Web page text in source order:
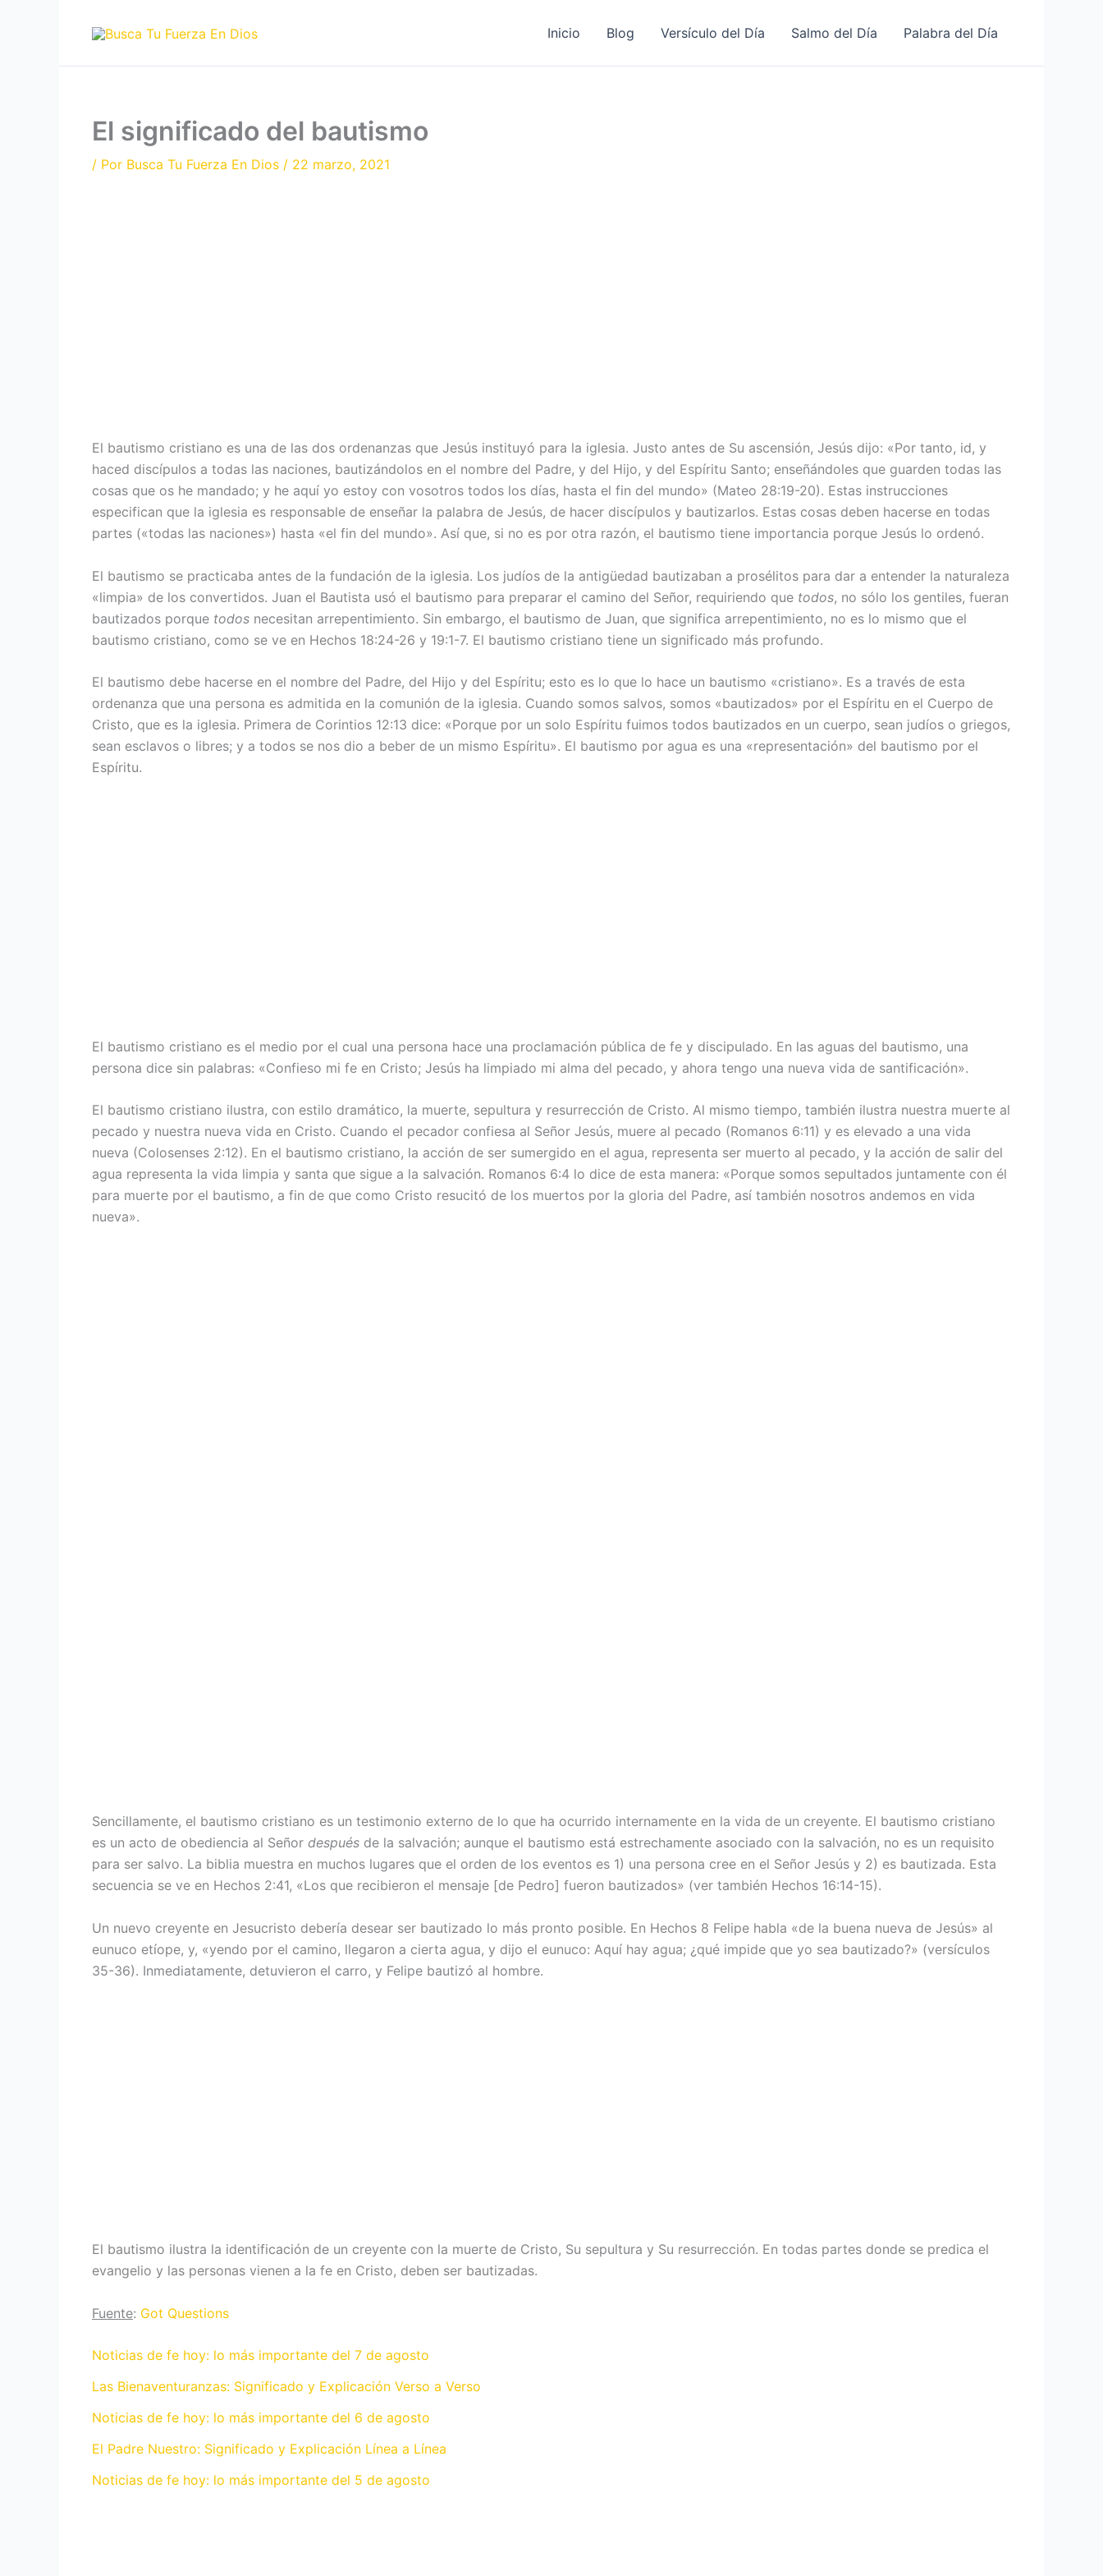
Inicio Blog Versículo del Día Salmo del Día Palabra del Día
El significado del bautismo
/ Por Busca Tu Fuerza En Dios / 22 marzo, 2021
El bautismo cristiano es una de las dos ordenanzas que Jesús instituyó para la iglesia. Justo antes de Su ascensión, Jesús dijo: «Por tanto, id, y
haced discípulos a todas las naciones, bautizándolos en el nombre del Padre, y del Hijo, y del Espíritu Santo; enseñándoles que guarden todas las
cosas que os he mandado; y he aquí yo estoy con vosotros todos los días, hasta el fin del mundo» (Mateo 28:19-20). Estas instrucciones
especifican que la iglesia es responsable de enseñar la palabra de Jesús, de hacer discípulos y bautizarlos. Estas cosas deben hacerse en todas
partes («todas las naciones») hasta «el fin del mundo». Así que, si no es por otra razón, el bautismo tiene importancia porque Jesús lo ordenó.
El bautismo se practicaba antes de la fundación de la iglesia. Los judíos de la antigüedad bautizaban a prosélitos para dar a entender la naturaleza
«limpia» de los convertidos. Juan el Bautista usó el bautismo para preparar el camino del Señor, requiriendo que todos, no sólo los gentiles, fueran
bautizados porque todos necesitan arrepentimiento. Sin embargo, el bautismo de Juan, que significa arrepentimiento, no es lo mismo que el
bautismo cristiano, como se ve en Hechos 18:24-26 y 19:1-7. El bautismo cristiano tiene un significado más profundo.
El bautismo debe hacerse en el nombre del Padre, del Hijo y del Espíritu; esto es lo que lo hace un bautismo «cristiano». Es a través de esta
ordenanza que una persona es admitida en la comunión de la iglesia. Cuando somos salvos, somos «bautizados» por el Espíritu en el Cuerpo de
Cristo, que es la iglesia. Primera de Corintios 12:13 dice: «Porque por un solo Espíritu fuimos todos bautizados en un cuerpo, sean judíos o griegos,
sean esclavos o libres; y a todos se nos dio a beber de un mismo Espíritu». El bautismo por agua es una «representación» del bautismo por el
Espíritu.
El bautismo cristiano es el medio por el cual una persona hace una proclamación pública de fe y discipulado. En las aguas del bautismo, una
persona dice sin palabras: «Confieso mi fe en Cristo; Jesús ha limpiado mi alma del pecado, y ahora tengo una nueva vida de santificación».
El bautismo cristiano ilustra, con estilo dramático, la muerte, sepultura y resurrección de Cristo. Al mismo tiempo, también ilustra nuestra muerte al
pecado y nuestra nueva vida en Cristo. Cuando el pecador confiesa al Señor Jesús, muere al pecado (Romanos 6:11) y es elevado a una vida
nueva (Colosenses 2:12). En el bautismo cristiano, la acción de ser sumergido en el agua, representa ser muerto al pecado, y la acción de salir del
agua representa la vida limpia y santa que sigue a la salvación. Romanos 6:4 lo dice de esta manera: «Porque somos sepultados juntamente con él
para muerte por el bautismo, a fin de que como Cristo resucitó de los muertos por la gloria del Padre, así también nosotros andemos en vida
nueva».
Sencillamente, el bautismo cristiano es un testimonio externo de lo que ha ocurrido internamente en la vida de un creyente. El bautismo cristiano
es un acto de obediencia al Señor después de la salvación; aunque el bautismo está estrechamente asociado con la salvación, no es un requisito
para ser salvo. La biblia muestra en muchos lugares que el orden de los eventos es 1) una persona cree en el Señor Jesús y 2) es bautizada. Esta
secuencia se ve en Hechos 2:41, «Los que recibieron el mensaje [de Pedro] fueron bautizados» (ver también Hechos 16:14-15).
Un nuevo creyente en Jesucristo debería desear ser bautizado lo más pronto posible. En Hechos 8 Felipe habla «de la buena nueva de Jesús» al
eunuco etíope, y, «yendo por el camino, llegaron a cierta agua, y dijo el eunuco: Aquí hay agua; ¿qué impide que yo sea bautizado?» (versículos
35-36). Inmediatamente, detuvieron el carro, y Felipe bautizó al hombre.
El bautismo ilustra la identificación de un creyente con la muerte de Cristo, Su sepultura y Su resurrección. En todas partes donde se predica el
evangelio y las personas vienen a la fe en Cristo, deben ser bautizadas.
Fuente: Got Questions
Noticias de fe hoy: lo más importante del 7 de agosto
Las Bienaventuranzas: Significado y Explicación Verso a Verso
Noticias de fe hoy: lo más importante del 6 de agosto
El Padre Nuestro: Significado y Explicación Línea a Línea
Noticias de fe hoy: lo más importante del 5 de agosto